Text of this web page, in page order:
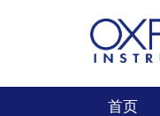
首页